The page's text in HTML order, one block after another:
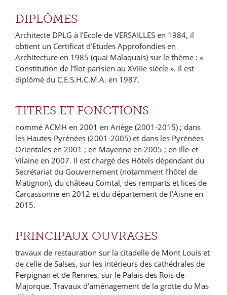
DIPLÔMES
Architecte DPLG à l’Ecole de VERSAILLES en 1984, il
obtient un Certificat d’Etudes Approfondies en
Architecture en 1985 (quai Malaquais) sur le thème : «
Constitution de l’îlot parisien au XVIIIe siècle ». Il est
diplômé du C.E.S.H.C.M.A. en 1987.
TITRES ET FONCTIONS
nommé ACMH en 2001 en Ariège (2001-2015) ; dans
les Hautes-Pyrénées (2001-2005) et dans les Pyrénées
Orientales en 2001 ; en Mayenne en 2005 ; en Ille-et-
Vilaine en 2007. Il est chargé des Hôtels dépendant du
Secrétariat du Gouvernement (notamment l’hôtel de
Matignon), du château Comtal, des remparts et lices de
Carcassonne en 2012 et du département de l’Aisne en
2015.
PRINCIPAUX OUVRAGES
travaux de restauration sur la citadelle de Mont Louis et
de celle de Salses, sur les intérieurs des cathédrales de
Perpignan et de Rennes, sur le Palais des Rois de
Majorque. Travaux d’aménagement de la grotte du Mas